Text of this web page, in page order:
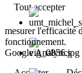
Tout accepter
mesurer l'efficacité
fonctionnement.
Google Analytics